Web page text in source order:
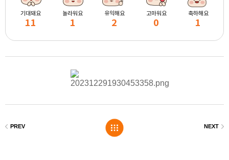
기대돼요
11
놀라워요
1
유익해요
2
고마워요
0
축하해요
1